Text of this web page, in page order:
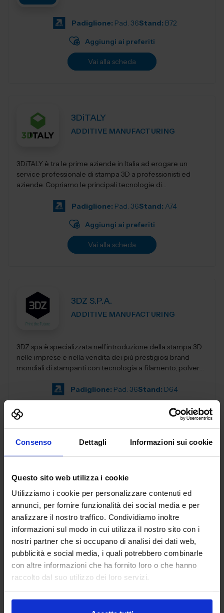
Consenso Dettagli Informazioni sui cookie
Questo sito web utilizza i cookie
Utilizziamo i cookie per personalizzare contenuti ed
annunci, per fornire funzionalità dei social media e per
analizzare il nostro traffico. Condividiamo inoltre
informazioni sul modo in cui utilizza il nostro sito con i
nostri partner che si occupano di analisi dei dati web,
pubblicità e social media, i quali potrebbero combinarle
con altre informazioni che ha fornito loro o che hanno
raccolto dal suo utilizzo dei loro servizi.
Padiglione: Pad. 36Stand: B72
Aggiungi ai preferiti
Vai alla scheda
3DiTALY
ADDITIVE MANUFACTURING
3DiTALY è tra le prime aziende in Italia ad erogare un
service professionale di stampa 3D a professionisti ed
aziende. Copriamo le principali tecnologie di
Padiglione: Pad. 36Stand: A74
Aggiungi ai preferiti
Vai alla scheda
3DZ S.P.A.
ADDITIVE MANUFACTURING
3DZ spa è specializzata nell’introduzione della stampa 3D
nelle imprese e nella vendita dei più prestigiosi brand
mondiali di stampanti con tecnologia a filamento, polvere,
Padiglione: Pad. 36Stand: D64
Vai alla scheda
AG TECHNIK SRL
MACCHINE UTENSILI
Padiglione:Pad. 16 Stand:D44
Aggiungi ai preferiti
Vai alla scheda